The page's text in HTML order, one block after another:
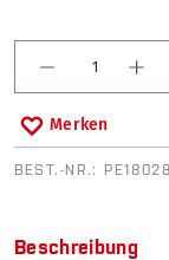
Produkt
Merken
BEST.-NR.:
Beschreibung